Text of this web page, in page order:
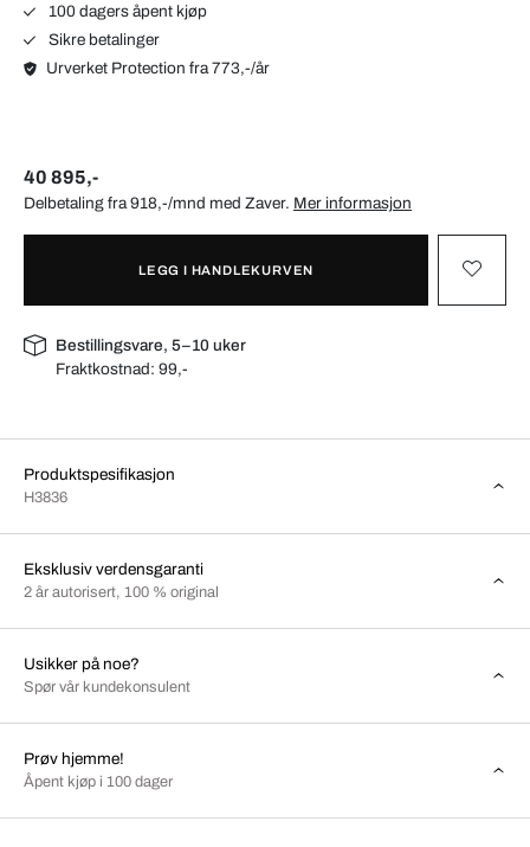
100 dagers åpent kjøp
Sikre betalinger
Urverket Protection fra 773,-/år
40 895,-
Delbetaling fra 918,-/mnd med Zaver. Mer informasjon
LEGG I HANDLEKURVEN
Bestillingsvare, 5–10 uker
Fraktkostnad:99,-
Produktspesifikasjon
H3836
Eksklusiv verdensgaranti
2 år autorisert, 100 % original
Usikker på noe?
Spør vår kundekonsulent
Prøv hjemme!
Åpent kjøp i 100 dager